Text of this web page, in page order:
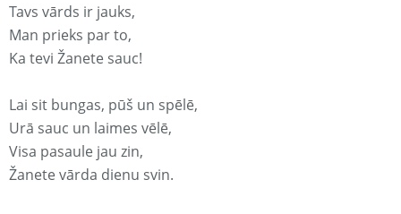
Tavs vārds ir jauks,
Man prieks par to,
Ka tevi Žanete sauc!
Lai sit bungas, pūš un spēlē,
Urā sauc un laimes vēlē,
Visa pasaule jau zin,
Žanete vārda dienu svin.